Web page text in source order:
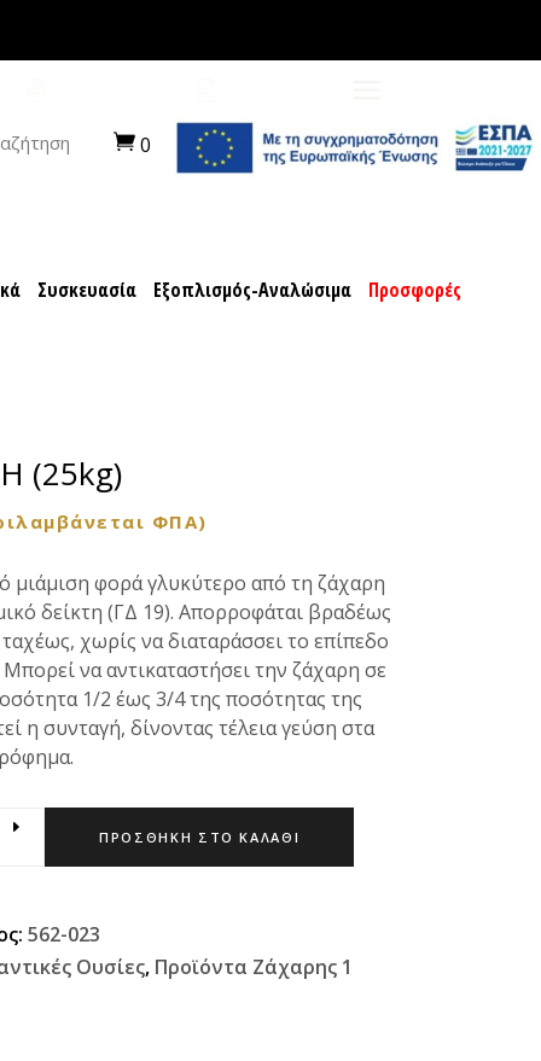
0
Συσκευασία Εξοπλισμός-Αναλώσιμα Προσφορές
(25kg)
ΦΠΑ)
μιάμιση φορά γλυκύτερο από τη ζάχαρη
δείκτη (ΓΔ 19). Απορροφάται βραδέως
ταχέως, χωρίς να διαταράσσει το επίπεδο
να αντικαταστήσει την ζάχαρη σε
1/2 έως 3/4 της ποσότητας της
η συνταγή, δίνοντας τέλεια γεύση στα
ΠΡΟΣΘΉΚΗ ΣΤΟ ΚΑΛΆΘΙ
562-023
Ουσίες, Προϊόντα Ζάχαρης 1